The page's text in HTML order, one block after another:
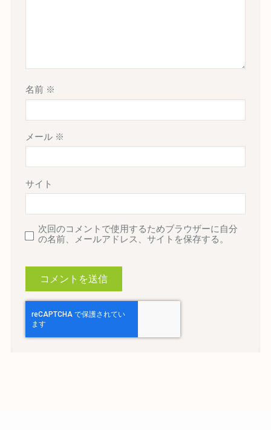
名前 ※
メール ※
サイト
次回のコメントで使用するためブラウザーに自分
の名前、メールアドレス、サイトを保存する。